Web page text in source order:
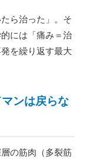
ら治った」。そ
には「痛み＝治
を繰り返す最大
ンは戻らな
の筋肉（多裂筋